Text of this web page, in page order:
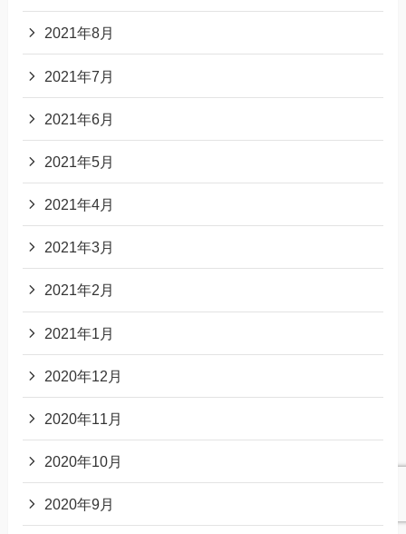
2021年8月
2021年7月
2021年6月
2021年5月
2021年4月
2021年3月
2021年2月
2021年1月
2020年12月
2020年11月
2020年10月
2020年9月